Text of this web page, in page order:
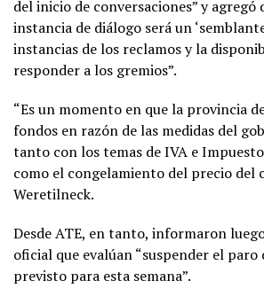
del inicio de conversaciones” y agregó
instancia de diálogo será un
instancias de los reclamos y la
responder a los gremios”.
“Es un momento en que la provincia
fondos en razón de las medidas del
tanto con los temas de IVA e
como el congelamiento del precio del
Weretilneck.
Desde ATE, en tanto, informaron
oficial que evalúan “suspender el paro
previsto para esta semana”.